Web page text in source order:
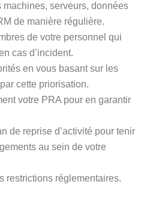
machines, serveurs, données
de manière régulière.
de votre personnel qui
cas d’incident.
en vous basant sur les
cette priorisation.
votre PRA pour en garantir
de reprise d’activité pour tenir
au sein de votre
restrictions réglementaires.